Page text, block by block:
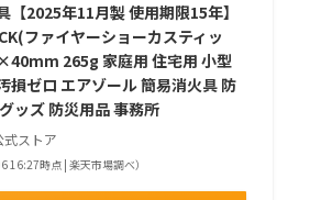
【2025年11月製 使用期限15年】
ファイヤーショーカスティッ
265g 家庭用 住宅用 小型
損ゼロ エアゾール 簡易消火具 防
ッズ 防災用品 事務所
式ストア
16:27時点 | 楽天市場調べ）